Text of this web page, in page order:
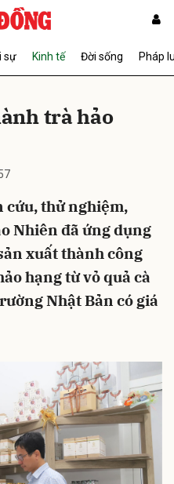
sự Kinh tế Đời sống Pháp
trà hảo
cứu, thử nghiệm,
Nhiên đã ứng dụng
xuất thành công
hạng từ vỏ quả cà
Nhật Bản có giá
Hủy Gửi